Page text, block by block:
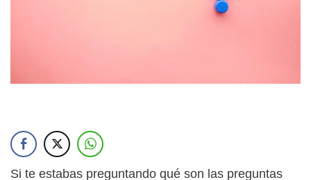
Si te estabas preguntando qué son las preguntas